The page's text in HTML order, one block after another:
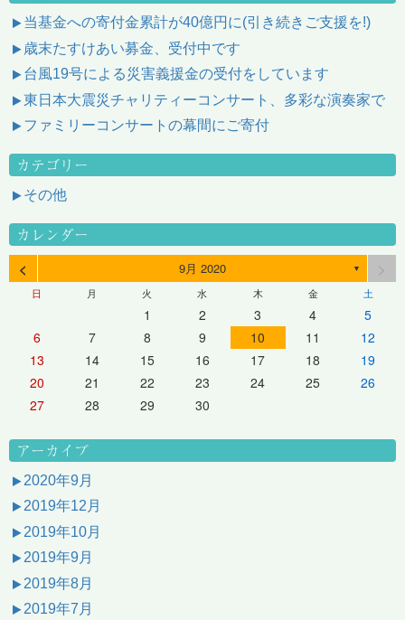
当基金への寄付金累計が40億円に(引き続きご支援を!)
歳末たすけあい募金、受付中です
台風19号による災害義援金の受付をしています
東日本大震災チャリティーコンサート、多彩な演奏家で
ファミリーコンサートの幕間にご寄付
カテゴリー
その他
カレンダー
< 9月 2020 ▼
日 月 火 水 木 金 土
1 2 3 4
5
6
7 8 9 10 11
12
13
14 15 16 17 18
19
20
21 22 23 24 25
26
27
28 29 30
アーカイブ
2020年9月
2019年12月
2019年10月
2019年9月
2019年8月
2019年7月